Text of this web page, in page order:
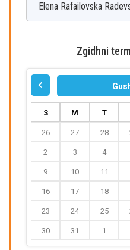
Elena Rafailovska
Zgidhni
S M T
26 27 28
2 3 4
9 10 11
16 17 18
23 24 25
30 31 1